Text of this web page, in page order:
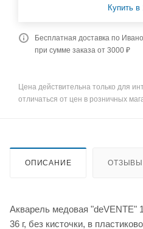
Купить в
Бесплатная доставка по
при сумме заказа от 3000 ₽
Цена действительна только для
отличаться от цен в розничных
ОПИСАНИЕ ОТЗЫВЫ
Акварель медовая "deVENTE"
36 г, без кисточки, в